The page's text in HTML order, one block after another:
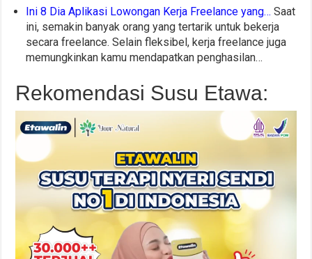
Ini 8 Dia Aplikasi Lowongan Kerja Freelance yang… Saat
ini, semakin banyak orang yang tertarik untuk bekerja
secara freelance. Selain fleksibel, kerja freelance juga
memungkinkan kamu mendapatkan penghasilan…
Rekomendasi Susu Etawa: